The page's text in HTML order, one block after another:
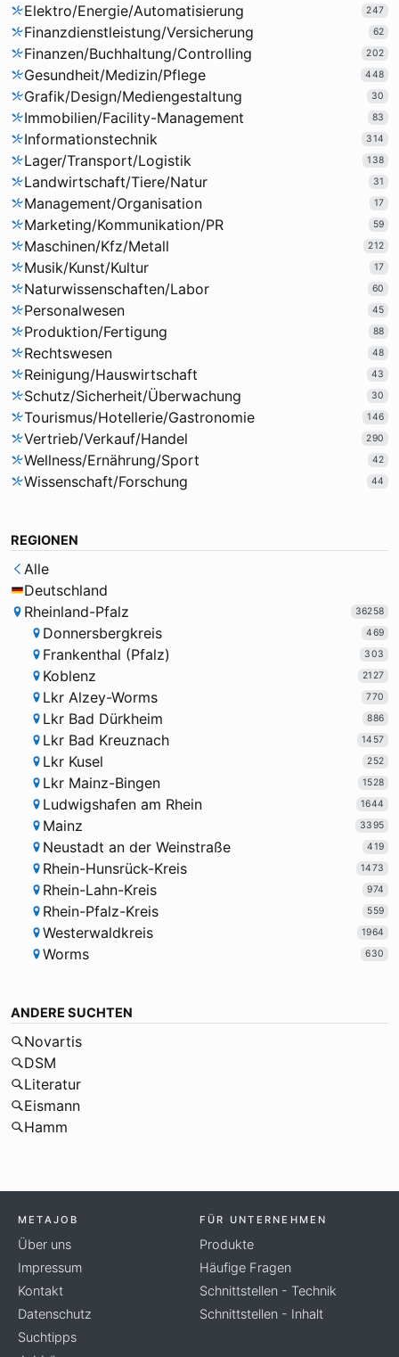
Elektro/Energie/Automatisierung 247
Finanzdienstleistung/Versicherung 62
Finanzen/Buchhaltung/Controlling 202
Gesundheit/Medizin/Pflege 448
Grafik/Design/Mediengestaltung 30
Immobilien/Facility-Management 83
Informationstechnik 314
Lager/Transport/Logistik 138
Landwirtschaft/Tiere/Natur 31
Management/Organisation 17
Marketing/Kommunikation/PR 59
Maschinen/Kfz/Metall 212
Musik/Kunst/Kultur 17
Naturwissenschaften/Labor 60
Personalwesen 45
Produktion/Fertigung 88
Rechtswesen 48
Reinigung/Hauswirtschaft 43
Schutz/Sicherheit/Überwachung 30
Tourismus/Hotellerie/Gastronomie 146
Vertrieb/Verkauf/Handel 290
Wellness/Ernährung/Sport 42
Wissenschaft/Forschung 44
REGIONEN
Alle
Deutschland
Rheinland-Pfalz
36258
Donnersbergkreis 469
Frankenthal (Pfalz) 303
Koblenz 2127
Lkr Alzey-Worms 770
Lkr Bad Dürkheim 886
Lkr Bad Kreuznach 1457
Lkr Kusel 252
Lkr Mainz-Bingen 1528
Ludwigshafen am Rhein 1644
Mainz 3395
Neustadt an der Weinstraße 419
Rhein-Hunsrück-Kreis 1473
Rhein-Lahn-Kreis 974
Rhein-Pfalz-Kreis 559
Westerwaldkreis 1964
Worms 630
ANDERE SUCHTEN
Novartis
DSM
Literatur
Eismann
Hamm
METAJOB
Über uns
Impressum
Kontakt
Datenschutz
Suchtipps
FÜR UNTERNEHMEN
Produkte
Häufige Fragen
Schnittstellen - Technik
Schnittstellen - Inhalt